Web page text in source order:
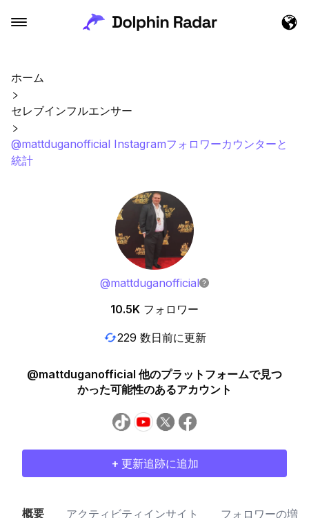
ホーム
セレブインフルエンサー
@mattduganofficial Instagramフォロワーカウンターと
統計
@mattduganofficial
10.5K フォロワー
229 数日前に更新
@mattduganofficial 他のプラットフォームで見つ
かった可能性のあるアカウント
+ 更新追跡に追加
概要 アクティビティインサイト フォロワーの増加